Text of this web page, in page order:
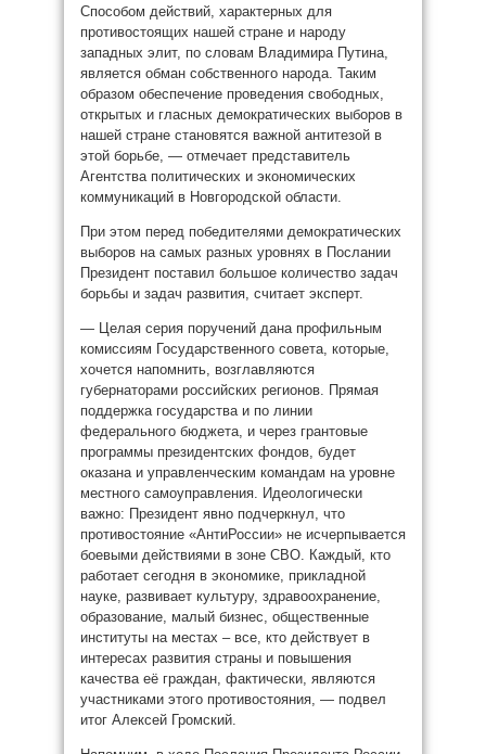
Способом действий, характерных для
противостоящих нашей стране и народу
западных элит, по словам Владимира Путина,
является обман собственного народа. Таким
образом обеспечение проведения свободных,
открытых и гласных демократических выборов в
нашей стране становятся важной антитезой в
этой борьбе, — отмечает представитель
Агентства политических и экономических
коммуникаций в Новгородской области.
При этом перед победителями демократических
выборов на самых разных уровнях в Послании
Президент поставил большое количество задач
борьбы и задач развития, считает эксперт.
— Целая серия поручений дана профильным
комиссиям Государственного совета, которые,
хочется напомнить, возглавляются
губернаторами российских регионов. Прямая
поддержка государства и по линии
федерального бюджета, и через грантовые
программы президентских фондов, будет
оказана и управленческим командам на уровне
местного самоуправления. Идеологически
важно: Президент явно подчеркнул, что
противостояние «АнтиРоссии» не исчерпывается
боевыми действиями в зоне СВО. Каждый, кто
работает сегодня в экономике, прикладной
науке, развивает культуру, здравоохранение,
образование, малый бизнес, общественные
институты на местах – все, кто действует в
интересах развития страны и повышения
качества её граждан, фактически, являются
участниками этого противостояния, — подвел
итог Алексей Громский.